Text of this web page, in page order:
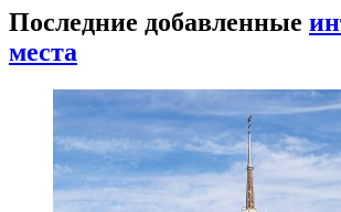
Последние добавленные
места